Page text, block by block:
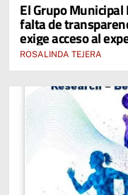
El Grupo
falta de
exige acceso al
ROSALINDA TEJERA